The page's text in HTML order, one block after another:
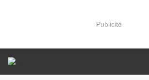
Publicité